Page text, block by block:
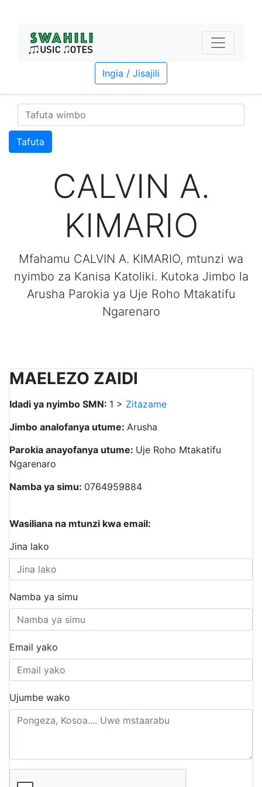
Ingia / Jisajili
Tafuta
CALVIN A.
KIMARIO
Mfahamu CALVIN A. KIMARIO, mtunzi wa
nyimbo za Kanisa Katoliki. Kutoka Jimbo la
Arusha Parokia ya Uje Roho Mtakatifu
Ngarenaro
MAELEZO ZAIDI
Idadi ya nyimbo SMN: 1 > Zitazame
Jimbo analofanya utume: Arusha
Parokia anayofanya utume: Uje Roho Mtakatifu
Ngarenaro
Namba ya simu: 0764959884
Wasiliana na mtunzi kwa email:
Jina lako
Namba ya simu
Email yako
Ujumbe wako